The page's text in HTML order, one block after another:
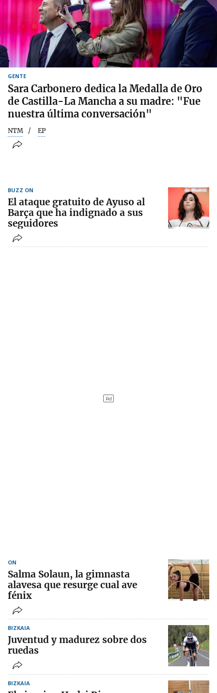
GENTE
Sara Carbonero dedica la Medalla de Oro
de Castilla-La Mancha a su madre: "Fue
nuestra última conversación"
NTM EP
BUZZ ON
El ataque gratuito de Ayuso al
Barça que ha indignado a sus
seguidores
ON
Salma Solaun, la gimnasta
alavesa que resurge cual ave
fénix
BIZKAIA
Juventud y madurez sobre dos
ruedas
BIZKAIA